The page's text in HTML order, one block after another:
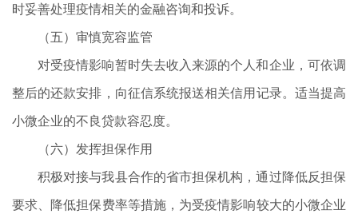
时妥善处理疫情相关的金融咨询和投诉。
（五）审慎宽容监管
对受疫情影响暂时失去收入来源的个人和企业，可依调
整后的还款安排，向征信系统报送相关信用记录。适当提高
小微企业的不良贷款容忍度。
（六）发挥担保作用
积极对接与我县合作的省市担保机构，通过降低反担保
要求、降低担保费率等措施，为受疫情影响较大的小微企业